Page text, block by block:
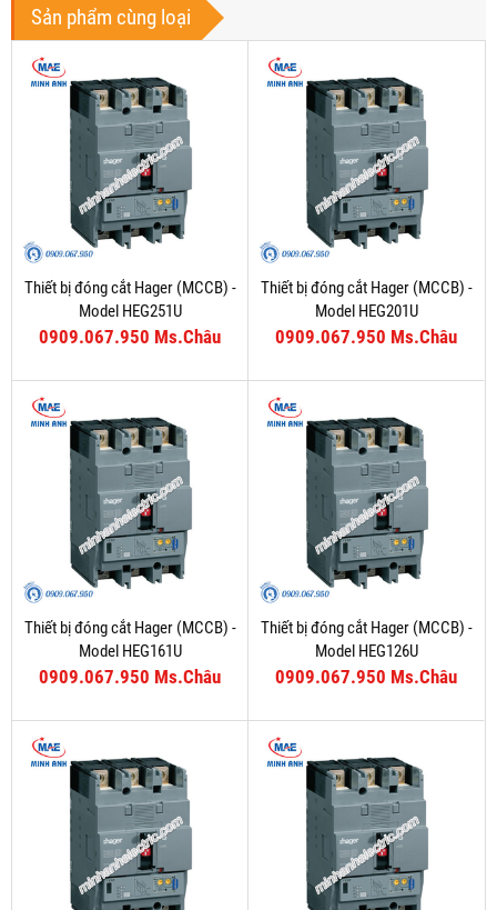
Sản phẩm cùng loại
Thiết bị đóng cắt Hager (MCCB) -
Model HEG251U
0909.067.950 Ms.Châu
Thiết bị đóng cắt Hager (MCCB) -
Model HEG201U
0909.067.950 Ms.Châu
Thiết bị đóng cắt Hager (MCCB) -
Model HEG161U
0909.067.950 Ms.Châu
Thiết bị đóng cắt Hager (MCCB) -
Model HEG126U
0909.067.950 Ms.Châu